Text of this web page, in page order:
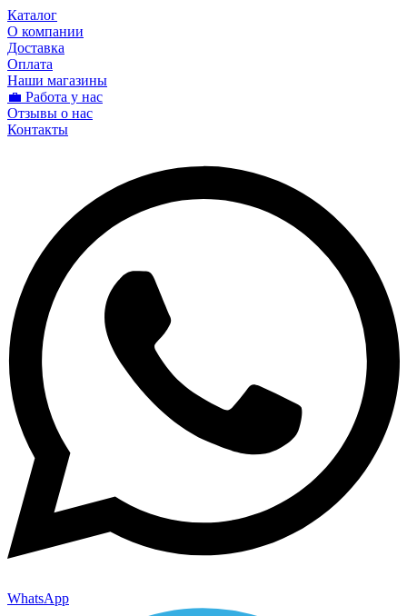
Каталог
О компании
Доставка
Оплата
Наши магазины
💼 Работа у нас
Отзывы о нас
Контакты
WhatsApp